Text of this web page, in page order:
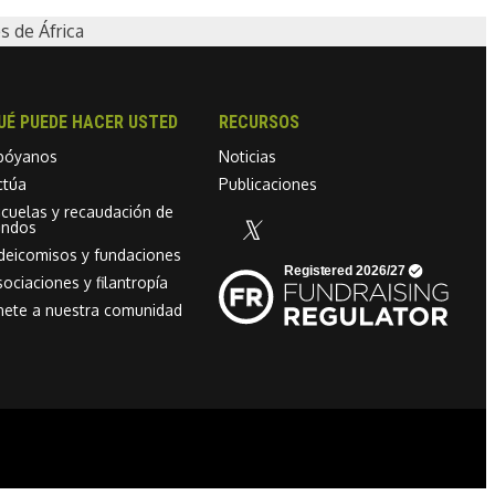
de África
PUEDE HACER USTED
y recaudación de
y fundaciones
y filantropía
a nuestra comunidad
RECURSOS
Noticias
Publicaciones